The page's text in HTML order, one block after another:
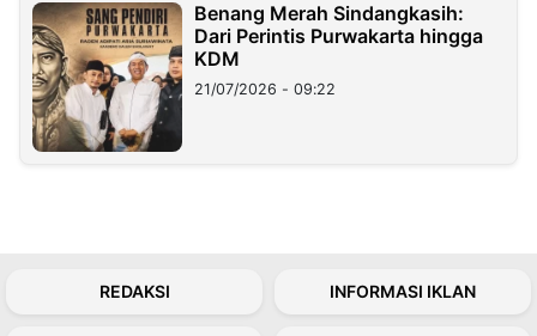
Benang Merah Sindangkasih:
Dari Perintis Purwakarta hingga
KDM
21/07/2026 - 09:22
REDAKSI INFORMASI IKLAN